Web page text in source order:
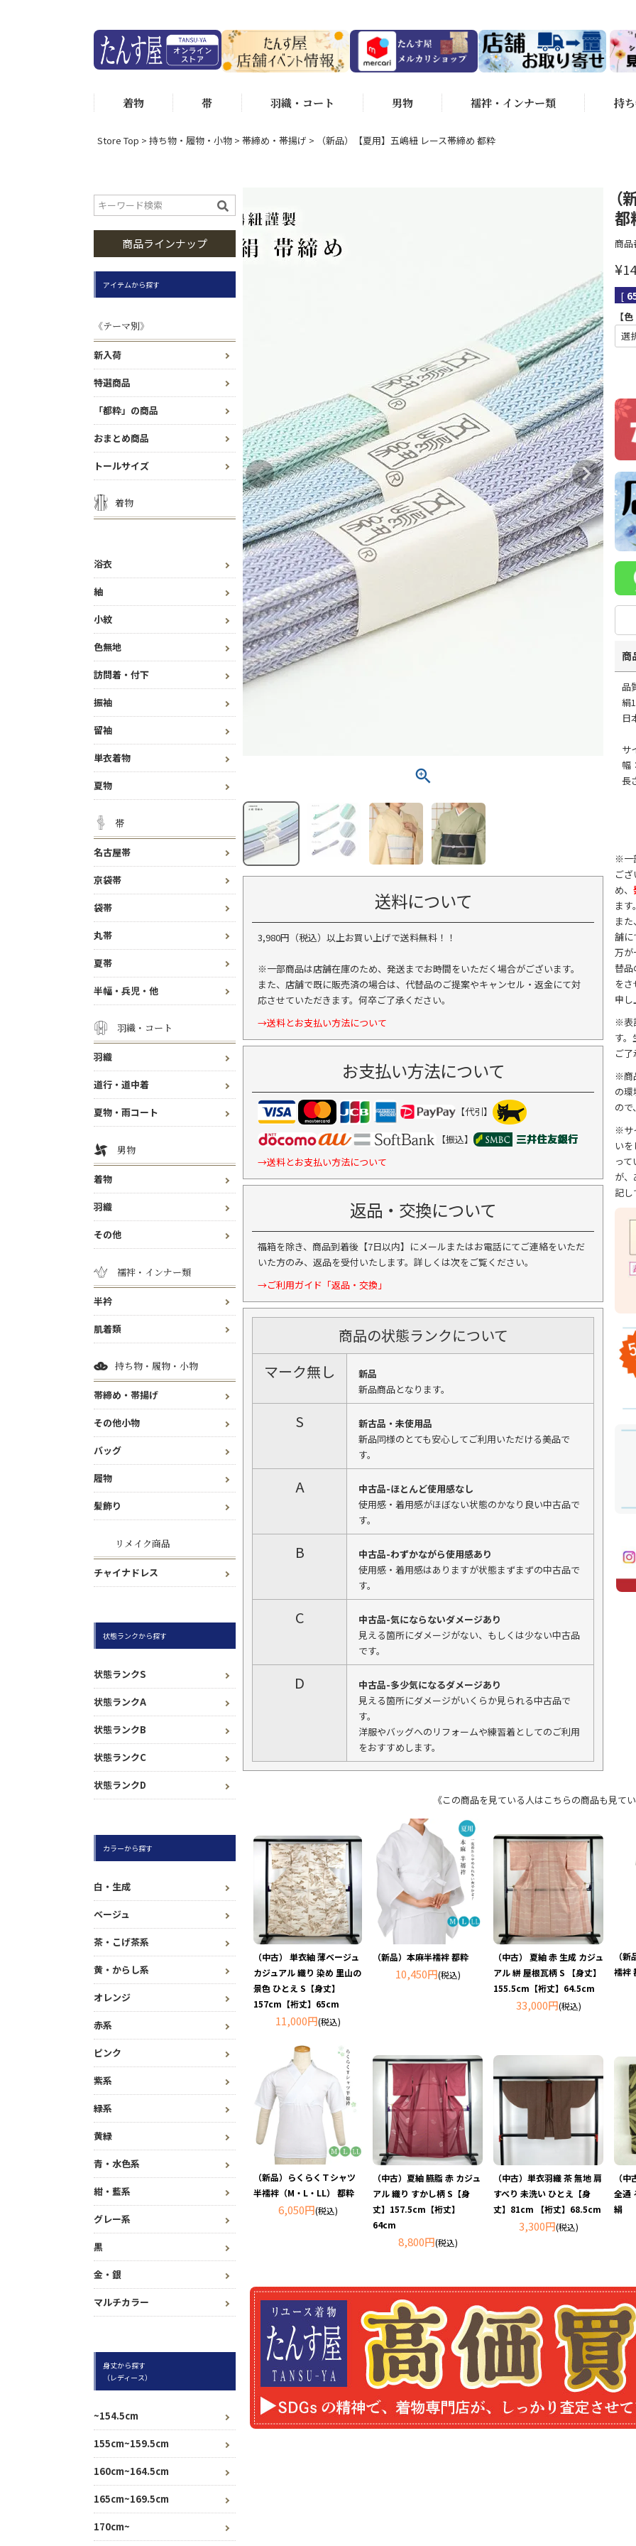
着物 帯 羽織・コート 男物 襦袢・インナー類 持
Store Top 持ち物・履物・小物 帯締め・帯揚げ （新品）【夏用】五嶋紐 レース帯締め 都粋
商品ラインナップ
アイテムから探す
《テーマ別》
新入荷
特選商品
「都粋」の商品
おまとめ商品
トールサイズ
着物
浴衣
紬
小紋
色無地
訪問着・付下
振袖
留袖
単衣着物
夏物
帯
名古屋帯
京袋帯
袋帯
丸帯
夏帯
半幅・兵児・他
羽織・コート
羽織
道行・道中着
夏物・雨コート
男物
着物
羽織
その他
襦袢・インナー類
半衿
肌着類
持ち物・履物・小物
帯締め・帯揚げ
その他小物
バッグ
履物
髪飾り
リメイク商品
チャイナドレス
状態ランクから探す
状態ランクS
状態ランクA
状態ランクB
状態ランクC
状態ランクD
カラーから探す
白・生成
ベージュ
茶・こげ茶系
黄・からし系
オレンジ
赤系
ピンク
紫系
緑系
黄緑
青・水色系
紺・藍系
グレー系
黒
金・銀
マルチカラー
身丈から探す
（レディース）
~154.5cm
155cm~159.5cm
160cm~164.5cm
165cm~169.5cm
170cm~
送料について
3,980円（税込）以上お買い上げで送料無料！！
※一部商品は店舗在庫のため、発送までお時間をいただく場合がございます。
また、店舗で既に販売済の場合は、代替品のご提案やキャンセル・返金にて対
応させていただきます。何卒ご了承ください。
→送料とお支払い方法について
お支払い方法について
【代引】
【振込】
→送料とお支払い方法について
返品・交換について
福箱を除き、商品到着後【7日以内】にメールまたはお電話にてご連絡をいただ
いた方のみ、返品を受付いたします。詳しくは次をご覧ください。
→ご利用ガイド「返品・交換」
商品の状態ランクについて
マーク無し
新品
新品商品となります。
S
新古品・未使用品
新品同様のとても安心してご利用いただける美品で
す。
A
中古品-ほとんど使用感なし
使用感・着用感がほぼない状態のかなり良い中古品で
す。
B
中古品-わずかながら使用感あり
使用感・着用感はありますが状態まずまずの中古品で
す。
C
中古品-気にならないダメージあり
見える箇所にダメージがない、もしくは少ない中古品
です。
D
中古品-多少気になるダメージあり
見える箇所にダメージがいくらか見られる中古品で
す。
洋服やバッグへのリフォームや練習着としてのご利用
をおすすめします。
（
都
商品
¥
[
【
商
品
絹
日
サ
幅
長
※一
ご
め、
ます
ま
舗に
万が
替品
を
申し
※表
す
ご
※商
の
の
※サ
い
っ
が
記し
《この商品を見ている人はこちらの商品も見て
（中古） 単衣紬 薄ベージュ
カジュアル 織り 染め 里山の
景色 ひとえ S【身丈】
157cm【裄丈】65cm
11,000円(税込)
（新品）本麻半襦袢 都粋
10,450円(税込)
（中古） 夏紬 赤 生成 カジュ
アル 絣 屋根瓦柄 S 【身丈】
155.5cm【裄丈】64.5cm
33,000円(税込)
（
襦袢
（新品）らくらくＴシャツ
半襦袢（M・L・LL） 都粋
6,050円(税込)
（中古）夏紬 臙脂 赤 カジュ
アル 織り すかし柄 S【身
丈】157.5cm【裄丈】
64cm
8,800円(税込)
（中古）単衣羽織 茶 無地 肩
すべり 未洗い ひとえ【身
丈】81cm 【裄丈】68.5cm
3,300円(税込)
（
全通
絹